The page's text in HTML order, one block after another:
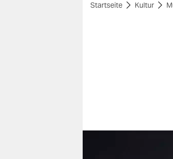
themen
Startseite Kultur